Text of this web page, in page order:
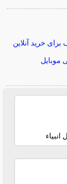
خرید آنلاین
موبایل
انبیاء